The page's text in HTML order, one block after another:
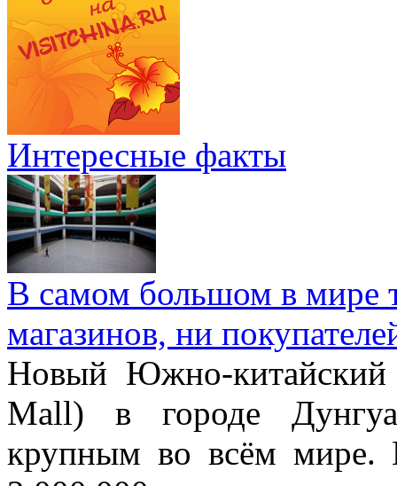
Интересные факты
В самом большом в мире
магазинов, ни
Новый Южно-
Mall) в городе
крупным во всём мире.